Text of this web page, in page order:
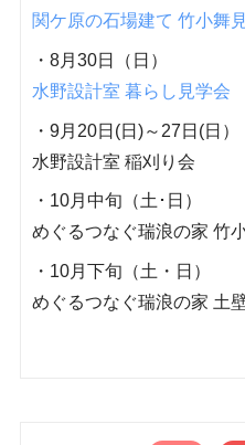
関ケ原の石場建て 竹小舞
・8月30日（日）
水野設計室 暮らし見学会
・9月20日(日)～27日(日）
水野設計室 稲刈り会
・10月中旬（土･日）
めぐるつなぐ瑞浪の家 竹
・10月下旬（土・日）
めぐるつなぐ瑞浪の家 土